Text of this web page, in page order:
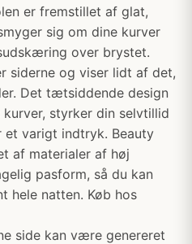
er fremstillet af glat,
sig om dine kurver
over brystet.
siderne og viser lidt af det,
Det tætsiddende design
styrker din selvtillid
et varigt indtryk. Beauty
af materialer af høj
pasform, så du kan
hele natten. Køb hos
side kan være genereret